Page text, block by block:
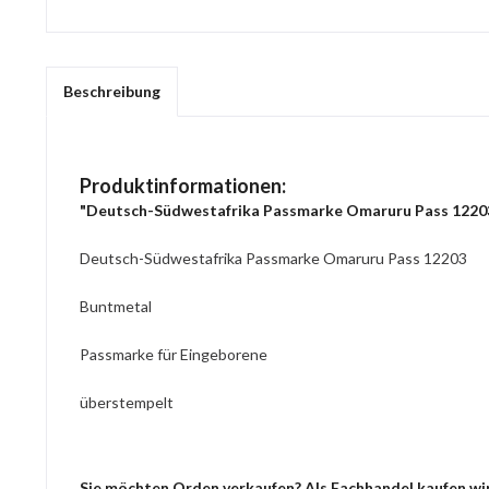
Beschreibung
Produktinformationen:
"Deutsch-Südwestafrika Passmarke Omaruru Pass
Deutsch-Südwestafrika Passmarke Omaruru Pass 12203
Buntmetal
Passmarke für Eingeborene
überstempelt